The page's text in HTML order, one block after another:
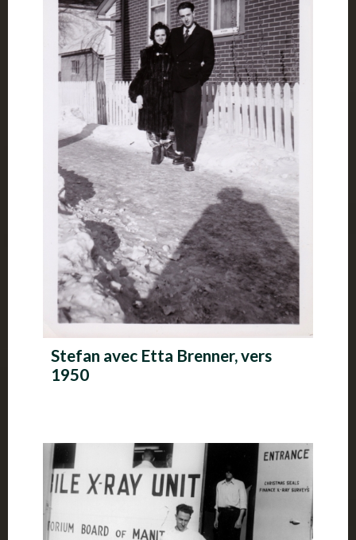
Stefan avec Etta Brenner, vers
1950